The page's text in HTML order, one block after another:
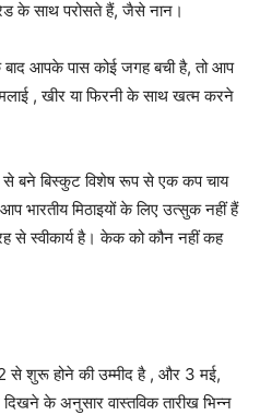
के साथ परोसते हैं, जैसे नान।
आपके पास कोई जगह बची है, तो आप
, खीर या फिरनी के साथ खत्म करने
से बने बिस्कुट विशेष रूप से एक कप चाय
भारतीय मिठाइयों के लिए उत्सुक नहीं हैं
से स्वीकार्य है। केक को कौन नहीं कह
शुरू होने की उम्मीद है , और 3 मई,
दिखने के अनुसार वास्तविक तारीख भिन्न